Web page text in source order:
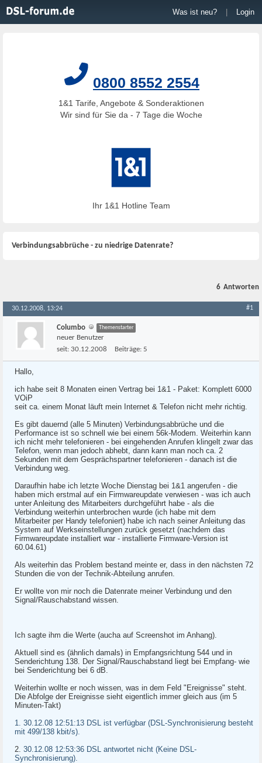
Was ist neu? Login
0800 8552 2554
1&1 Tarife, Angebote & Sonderaktionen
Wir sind für Sie da - 7 Tage die Woche
Ihr 1&1 Hotline Team
Verbindungsabbrüche - zu niedrige Datenrate?
6 Antworten
30.12.2008, 13:24 #1
Columbo Themenstarter
neuer Benutzer
seit: 30.12.2008 Beiträge: 5
Hallo,
ich habe seit 8 Monaten einen Vertrag bei 1&1 - Paket: Komplett 6000
VOiP
seit ca. einem Monat läuft mein Internet & Telefon nicht mehr richtig.
Es gibt dauernd (alle 5 Minuten) Verbindungsabbrüche und die
Performance ist so schnell wie bei einem 56k-Modem. Weiterhin kann
ich nicht mehr telefonieren - bei eingehenden Anrufen klingelt zwar das
Telefon, wenn man jedoch abhebt, dann kann man noch ca. 2
Sekunden mit dem Gesprächspartner telefonieren - danach ist die
Verbindung weg.
Daraufhin habe ich letzte Woche Dienstag bei 1&1 angerufen - die
haben mich erstmal auf ein Firmwareupdate verwiesen - was ich auch
unter Anleitung des Mitarbeiters durchgeführt habe - als die
Verbindung weiterhin unterbrochen wurde (ich habe mit dem
Mitarbeiter per Handy telefoniert) habe ich nach seiner Anleitung das
System auf Werkseinstellungen zurück gesetzt (nachdem das
Firmwareupdate installiert war - installierte Firmware-Version ist
60.04.61)
Als weiterhin das Problem bestand meinte er, dass in den nächsten 72
Stunden die von der Technik-Abteilung anrufen.
Er wollte von mir noch die Datenrate meiner Verbindung und den
Signal/Rauschabstand wissen.
Ich sagte ihm die Werte (aucha auf Screenshot im Anhang).
Aktuell sind es (ähnlich damals) in Empfangsrichtung 544 und in
Senderichtung 138. Der Signal/Rauschabstand liegt bei Empfang- wie
bei Senderichtung bei 6 dB.
Weiterhin wollte er noch wissen, was in dem Feld "Ereignisse" steht.
Die Abfolge der Ereignisse sieht eigentlich immer gleich aus (im 5
Minuten-Takt)
1. 30.12.08 12:51:13 DSL ist verfügbar (DSL-Synchronisierung besteht
mit 499/138 kbit/s).
2. 30.12.08 12:53:36 DSL antwortet nicht (Keine DSL-
Synchronisierung).